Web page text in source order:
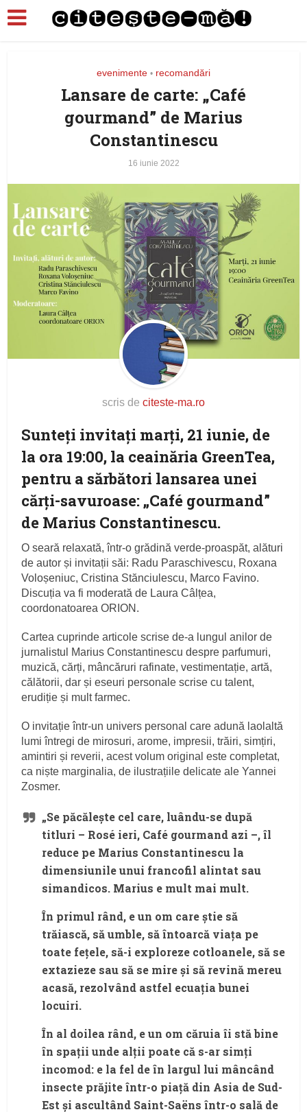
evenimente • recomandări
Lansare de carte: „Café
gourmand” de Marius
Constantinescu
16 iunie 2022
scris de citeste-ma.ro
Sunteţi invitaţi marți, 21 iunie, de
la ora 19:00, la ceainăria GreenTea,
pentru a sărbători lansarea unei
cărți-savuroase: „Café gourmand”
de Marius Constantinescu.
O seară relaxată, într-o grădină verde-proaspăt, alături
de autor și invitații săi: Radu Paraschivescu, Roxana
Voloșeniuc, Cristina Stănciulescu, Marco Favino.
Discuția va fi moderată de Laura Câlțea,
coordonatoarea ORION.
Cartea cuprinde articole scrise de-a lungul anilor de
jurnalistul Marius Constantinescu despre parfumuri,
muzică, cărți, mâncăruri rafinate, vestimentație, artă,
călătorii, dar și eseuri personale scrise cu talent,
erudiție și mult farmec.
O invitație într-un univers personal care adună laolaltă
lumi întregi de mirosuri, arome, impresii, trăiri, simțiri,
amintiri și reverii, acest volum original este completat,
ca niște marginalia, de ilustrațiile delicate ale Yannei
Zosmer.
„Se păcălește cel care, luându-se după
titluri – Rosé ieri, Café gourmand azi –, îl
reduce pe Marius Constantinescu la
dimensiunile unui francofil alintat sau
simandicos. Marius e mult mai mult.
În primul rând, e un om care știe să
trăiască, să umble, să întoarcă viața pe
toate fețele, să-i exploreze cotloanele, să se
extazieze sau să se mire și să revină mereu
acasă, rezolvând astfel ecuația bunei
locuiri.
În al doilea rând, e un om căruia îi stă bine
în spații unde alții poate că s-ar simți
incomod: e la fel de în largul lui mâncând
insecte prăjite într-o piață din Asia de Sud-
Est și ascultând Saint-Saëns într-o sală de